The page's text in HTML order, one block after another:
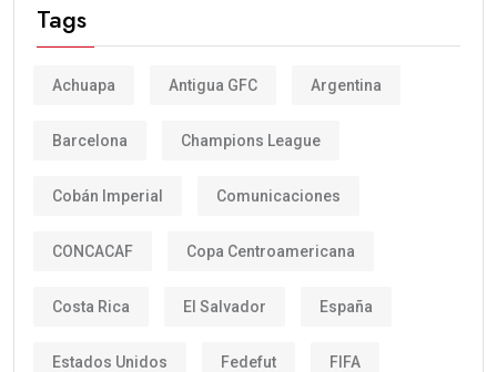
Tags
Achuapa Antigua GFC Argentina
Barcelona Champions League
Cobán Imperial Comunicaciones
CONCACAF Copa Centroamericana
Costa Rica El Salvador España
Estados Unidos Fedefut FIFA